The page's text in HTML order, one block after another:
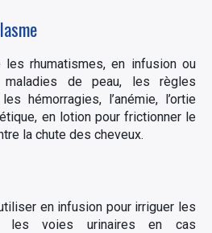
les rhumatismes, en infusion ou
de peau, les règles
hémorragies, l’anémie, l’ortie
en lotion pour frictionner le
la chute des cheveux.
en infusion pour irriguer les
voies urinaires en cas